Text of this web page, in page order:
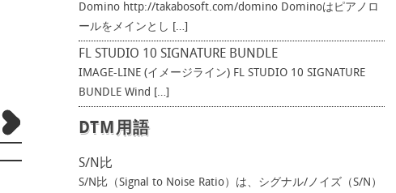
Domino http://takabosoft.com/domino Dominoはピアノロ
ールをメインとし […]
FL STUDIO 10 SIGNATURE BUNDLE
IMAGE-LINE (イメージライン) FL STUDIO 10 SIGNATURE
BUNDLE Wind […]
DTM用語
S/N比
S/N比（Signal to Noise Ratio）は、シグナル/ノイズ（S/N）